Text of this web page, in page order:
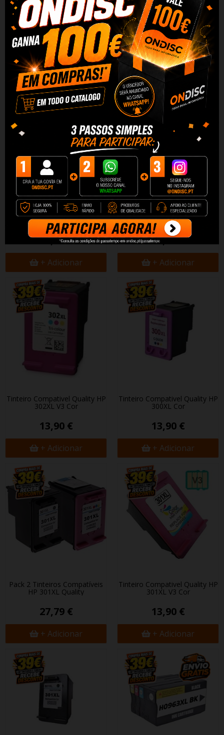
Tinteiro Compativel Quality HP
304XL V3 Black
13,90 €
+ Adicionar
Tinteiro Compativel Quality HP
304XL V3 Cor
13,90 €
+ Adicionar
Pack 2 Tinteiros Compatíveis
HP 302XL Quality
27,70 €
+ Adicionar
Tinteiro Compativel Quality HP
302XL V3 Black
14,90 €
+ Adicionar
Tinteiro Compativel Quality HP
302XL V3 Cor
13,90 €
+ Adicionar
Tinteiro Compativel Quality HP
300XL Cor
13,90 €
+ Adicionar
Pack 2 Tinteiros Compatíveis
HP 301XL Quality
27,79 €
+ Adicionar
Tinteiro Compativel Quality HP
301XL V3 Cor
13,90 €
+ Adicionar